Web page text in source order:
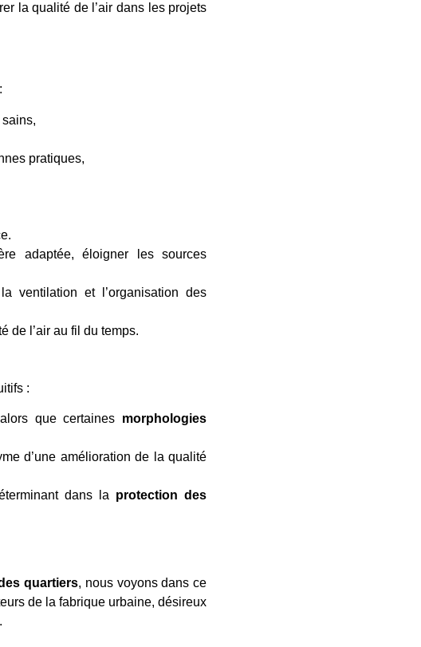
la qualité de l’air dans les projets
pratiques,
adaptée, éloigner les sources
ventilation et l’organisation des
de l’air au fil du temps.
:
que certaines morphologies
d’une amélioration de la qualité
dans la protection des
quartiers, nous voyons dans ce
de la fabrique urbaine, désireux